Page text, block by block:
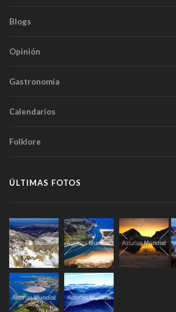
Blogs
Opinión
Gastronomía
Calendarios
Folklore
ÚLTIMAS FOTOS